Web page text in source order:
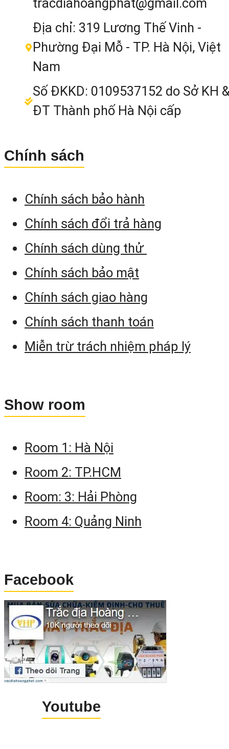
tracdiahoangphat@gmail.com
Địa chỉ: 319 Lương Thế Vinh -
Phường Đại Mỗ - TP. Hà Nội, Việt
Nam
Số ĐKKD: 0109537152 do Sở KH &
ĐT Thành phố Hà Nội cấp
Chính sách
Chính sách bảo hành
Chính sách đổi trả hàng
Chính sách dùng thử
Chính sách bảo mật
Chính sách giao hàng
Chính sách thanh toán
Miễn trừ trách nhiệm pháp lý
Show room
Room 1: Hà Nội
Room 2: TP.HCM
Room: 3: Hải Phòng
Room 4: Quảng Ninh
Facebook
Youtube